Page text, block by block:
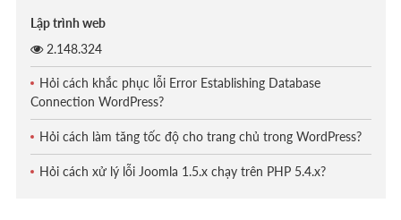
Lập trình web
2.148.324
Hỏi cách khắc phục lỗi Error Establishing Database
Connection WordPress?
Hỏi cách làm tăng tốc độ cho trang chủ trong WordPress?
Hỏi cách xử lý lỗi Joomla 1.5.x chạy trên PHP 5.4.x?